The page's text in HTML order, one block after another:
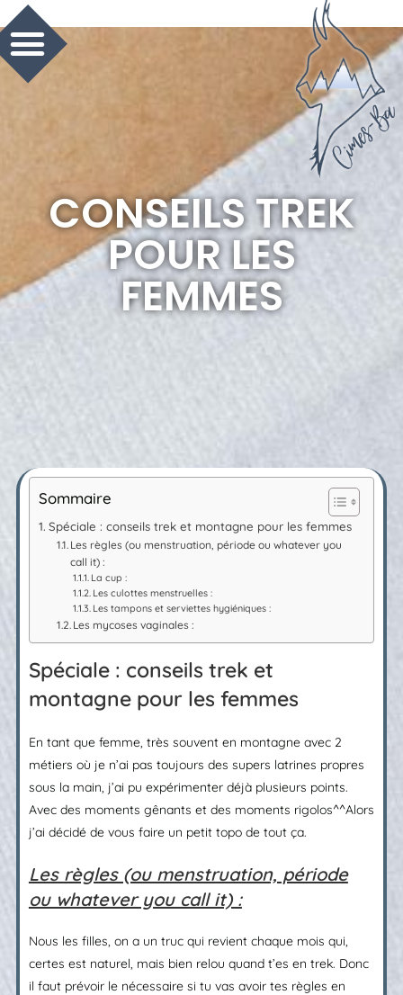
CONSEILS TREK
POUR LES
FEMMES
Sommaire
Spéciale : conseils trek et montagne pour les femmes
Les règles (ou menstruation, période ou whatever you
call it) :
La cup :
Les culottes menstruelles :
Les tampons et serviettes hygiéniques :
Les mycoses vaginales :
Spéciale : conseils trek et
montagne pour les femmes
En tant que femme, très souvent en montagne avec 2
métiers où je n’ai pas toujours des supers latrines propres
sous la main, j’ai pu expérimenter déjà plusieurs points.
Avec des moments gênants et des moments rigolos^^Alors
j’ai décidé de vous faire un petit topo de tout ça.
Les règles (ou menstruation, période
ou whatever you call it) :
Nous les filles, on a un truc qui revient chaque mois qui,
certes est naturel, mais bien relou quand t’es en trek. Donc
il faut prévoir le nécessaire si tu vas avoir tes règles en